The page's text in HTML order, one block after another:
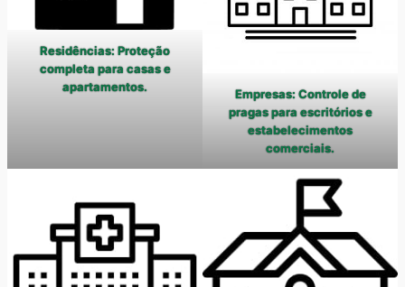
Residências: Proteção
completa para casas e
apartamentos.
Empresas: Controle de
pragas para escritórios e
estabelecimentos
comerciais.